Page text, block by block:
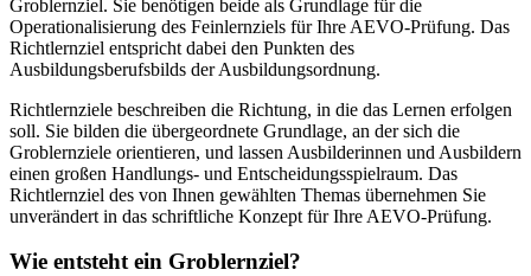
Groblernziel. Sie benötigen beide als Grundlage für die
Operationalisierung des Feinlernziels für Ihre AEVO-Prüfung. Das
Richtlernziel entspricht dabei den Punkten des
Ausbildungsberufsbilds der Ausbildungsordnung.
Richtlernziele beschreiben die Richtung, in die das Lernen erfolgen
soll. Sie bilden die übergeordnete Grundlage, an der sich die
Groblernziele orientieren, und lassen Ausbilderinnen und Ausbildern
einen großen Handlungs- und Entscheidungsspielraum. Das
Richtlernziel des von Ihnen gewählten Themas übernehmen Sie
unverändert in das schriftliche Konzept für Ihre AEVO-Prüfung.
Wie entsteht ein Groblernziel?